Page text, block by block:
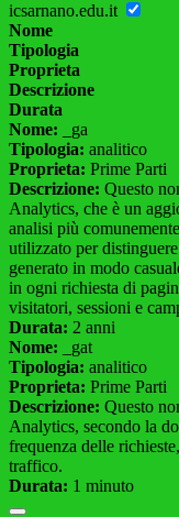
icsarnano.edu.it
Nome
Tipologia
Proprieta
Descrizione
Durata
Nome: _ga
Tipologia: analitico
Proprieta: Prime Parti
Descrizione: Questo
Analytics, che è un
analisi più
utilizzato per
generato in modo
in ogni richiesta di
visitatori, sessioni e
Durata: 2 anni
Nome: _gat
Tipologia: analitico
Proprieta: Prime Parti
Descrizione: Questo
Analytics, secondo la
frequenza delle
traffico.
Durata: 1 minuto